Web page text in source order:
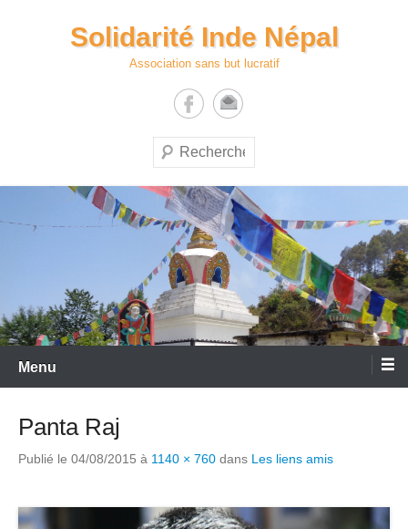
Solidarité Inde Népal
Association sans but lucratif
Recherche
Menu
Panta Raj
Publié le 04/08/2015 à 1140 × 760 dans Les liens amis